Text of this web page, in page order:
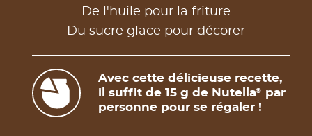
De l'huile pour la friture
Du sucre glace pour décorer
Avec cette délicieuse recette,
il suffit de 15 g de Nutella®
par
personne pour se régaler !